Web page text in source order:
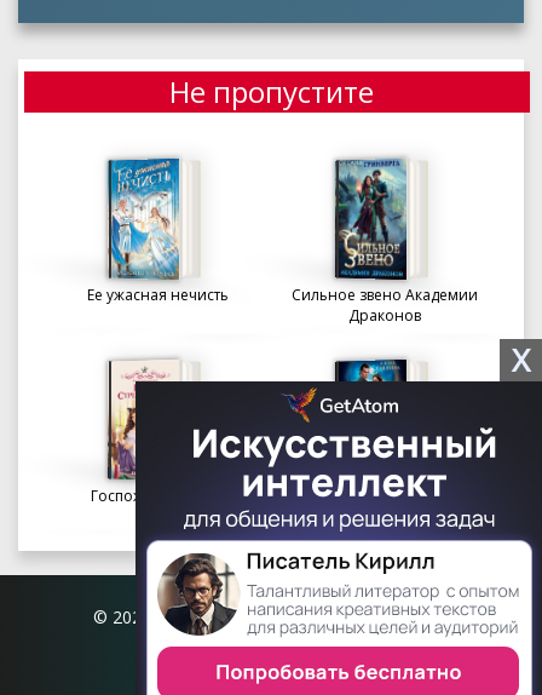
Не пропустите
Ее ужасная нечисть
Сильное звено Академии
Драконов
Госпожа портниха
Осколки вечности в
Академии Судьбы
© 2026 Книгофил.орг | contact@knigofil.org
X